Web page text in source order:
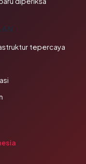
tepercaya